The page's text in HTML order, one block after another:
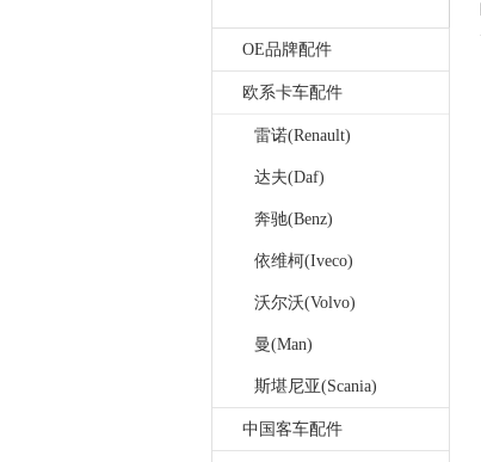
OE品牌配件
欧系卡车配件
雷诺(Renault)
达夫(Daf)
奔驰(Benz)
依维柯(Iveco)
沃尔沃(Volvo)
曼(Man)
斯堪尼亚(Scania)
中国客车配件